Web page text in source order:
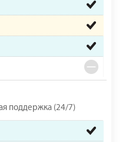
поддержка (24/7)